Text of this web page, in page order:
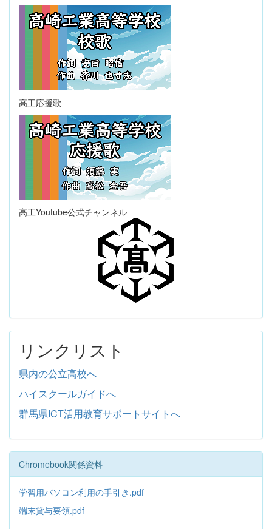
高工応援歌
高工Youtube公式チャンネル
リンクリスト
県内の公立高校へ
ハイスクールガイドへ
群馬県ICT活用教育サポートサイトへ
Chromebook関係資料
学習用パソコン利用の手引き.pdf
端末貸与要領.pdf